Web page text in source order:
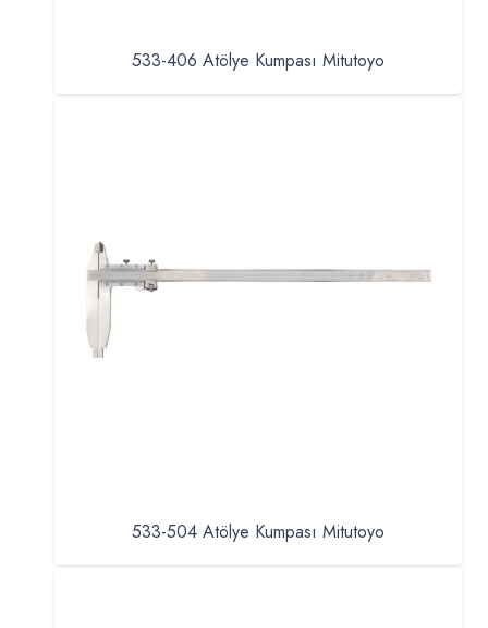
533-406 Atölye Kumpası Mitutoyo
533-504 Atölye Kumpası Mitutoyo